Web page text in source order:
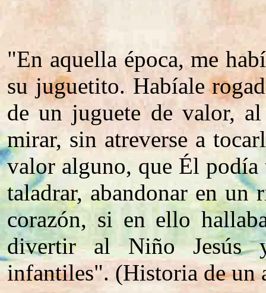
"En aquella época, me
su juguetito. Habíale
de un juguete de valor,
mirar, sin atreverse a
valor alguno, que Él
taladrar, abandonar en un
corazón, si en ello
divertir al Niño Jesús
infantiles". (Historia de un